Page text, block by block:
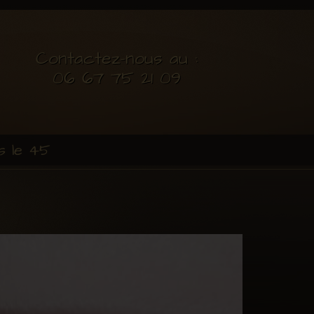
Contactez-nous au :
06 67 75 21 09
le 45